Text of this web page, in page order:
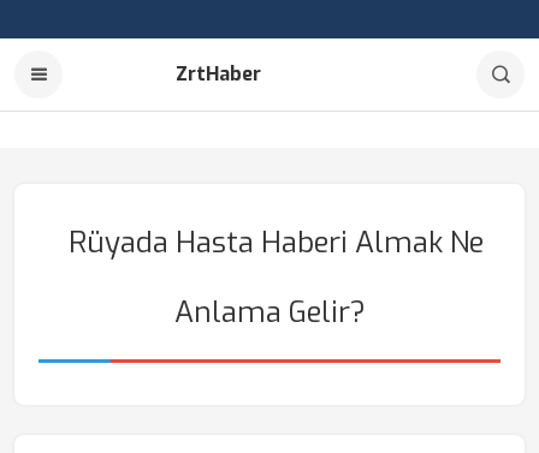
ZrtHaber
Rüyada Hasta Haberi Almak Ne
Anlama Gelir?